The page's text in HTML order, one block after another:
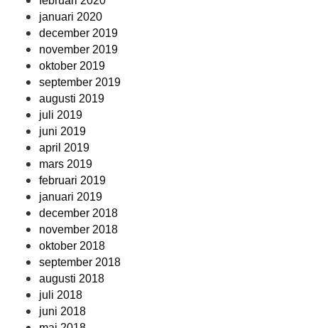
januari 2020
december 2019
november 2019
oktober 2019
september 2019
augusti 2019
juli 2019
juni 2019
april 2019
mars 2019
februari 2019
januari 2019
december 2018
november 2018
oktober 2018
september 2018
augusti 2018
juli 2018
juni 2018